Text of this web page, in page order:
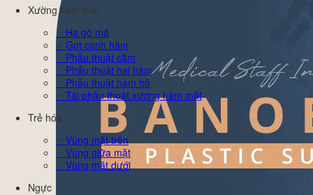
Xường hàm mặt
ㆍHạ gò má
ㆍGọt cạnh hàm
ㆍPhẫu thuật cằm
ㆍPhẫu thuật hai hàm
ㆍPhẫu thuật hàm hô
ㆍTái phẫu thuật xương hàm mặt
Trẻ hóa
ㆍVùng mặt trên
ㆍVùng giữa mặt
ㆍVùng mặt dưới
Ngực